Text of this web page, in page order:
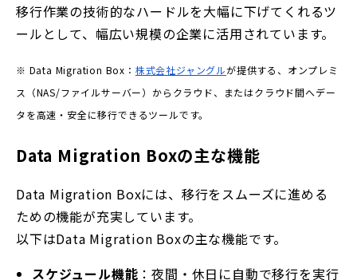
移行作業の技術的なハードルを大幅に下げてくれるツ
ールとして、幅広い規模の企業に活用されています。
※ Data Migration Box： 株式会社ジャングルが提供する、オンプレミ
ス（NAS/ファイルサーバー）からクラウド、またはクラウド間へデー
タを高速・安全に移行できるツールです。
Data Migration Boxの主な機能
Data Migration Boxには、移行をスムーズに進める
ための機能が充実しています。
以下はData Migration Boxの主な機能です。
スケジュール機能 ：夜間・休日に自動で移行を実行